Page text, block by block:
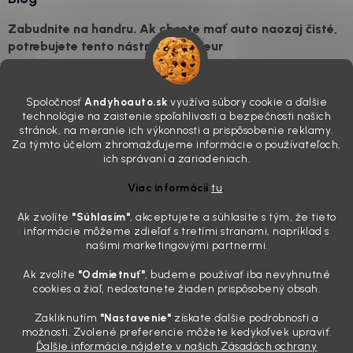
Spoločnosť Andyhoauto.sk využíva súbory cookie a ďalšie
technológie na zaistenie spoľahlivosti a bezpečnosti našich
stránok, na meranie ich výkonnosti a prispôsobenie reklamy.
Za týmto účelom zhromažďujeme informácie o používateľoch,
ich správaní a zariadeniach.
Viac informáciítu.
Ak zvolíte "Súhlasím", akceptujete a súhlasíte s tým, že tieto
informácie môžeme zdieľať s tretími stranami, napríklad s
našimi marketingovými partnermi.
Ak zvolíte "Odmietnuť", budeme používať iba nevyhnutné
cookies a žiaľ, nedostanete žiaden prispôsobený obsah.
Zakliknutím "Nastavenie" získate ďalšie podrobnosti a
možnosti. Zvolené preferencie môžete kedykoľvek upraviť.
Ďalšie informácie nájdete v našich Zásadách ochrany
Zabudnite na handru. Ak chcete mať auto naozaj čisté,
potrebujete tento nástroj za pár eur
„upratanom“ aute, no pri pohľade na palubnú dosku vás ide poraziť. V
mriežkach ventilácie, okolo tlačidiel a v švíkoch sedačiek na vás stále
drzo pozerá prach. Handra ani vysávač tam jednodu...
Detailing nemusí stáť výplatu: 5 kúskov autokozmetiky,
Sobotné ráno, káva v ruke a pred vami zaprášená kapota. Pre
niekoho nuda, pre nás najlepší relax. Lenže keď si v košíku spočítate
všetky tie fľaštičky, šampóny a utierky, výsledná suma vie poriadne
pokaziť náladu. Dobrá správa je, že aj profi výbava ...
Zabudnite na šmuhy: 7 overených vychytávok, ktoré z
28.7.2026
Poznáte ten pocit. Sobota ráno, slnko sa oprie do laku a vy namiesto